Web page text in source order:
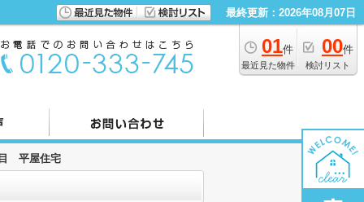
最終更新：2026年08月07日
01件
最近見た物件
00件
検討リスト
平屋住宅